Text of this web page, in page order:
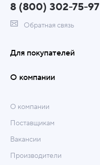
8 (800) 302-75-97
Обратная связь
Для покупателей
О компании
О компании
Поставщикам
Вакансии
Производители